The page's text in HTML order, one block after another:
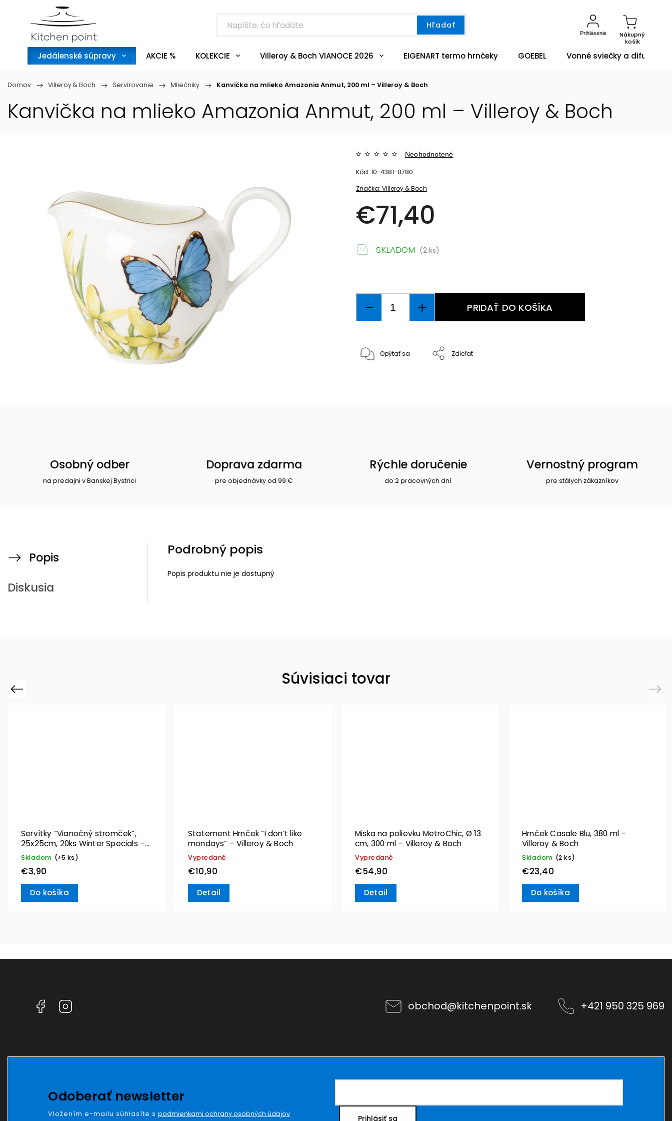
Hľadať
Nákupný
košík
Prihlásenie
Jedálenské súpravy AKCIE % KOLEKCIE Villeroy & Boch VIANOCE 2026 EIGENART termo hrnčeky GOEBEL Vonné sviečky a difuzéry
Domov / Villeroy & Boch / Servírovanie / Mliečniky / Kanvička na mlieko Amazonia Anmut, 200 ml – Villeroy & Boch
Kanvička na mlieko Amazonia Anmut, 200 ml – Villeroy & Boch
Značka:Villeroy & Boch
Neohodnotené
€71,40
Kód: 10-4381-0780
SKLADOM (2 ks)
PRIDAŤ DO KOŠÍKA
Opýtať sa Zdieľať
Osobný odber
na predajni v Banskej Bystrici
Doprava zdarma
pre objednávky od 99 €
Rýchle doručenie
do 2 pracovných dní
Vernostný program
pre stálych zákazníkov
Popis
Diskusia
Podrobný popis
Popis produktu nie je dostupný
Súvisiaci tovar
Previous
Servítky “Vianočný stromček”,
25x25cm, 20ks Winter Specials –
Villeroy & Boch
Skladom (>5 ks)
€3,90
Do košíka
Statement Hrnček “I don’t like
mondays” – Villeroy & Boch
Vypredané
€10,90
Detail
Miska na polievku MetroChic, Ø 13
cm, 300 ml – Villeroy & Boch
Vypredané
€54,90
Detail
Hrnček Casale Blu, 380 ml –
Villeroy & Boch
Skladom (2 ks)
€23,40
Do košíka
Next
Facebook obchod@kitchenpoint.sk +421 950 325 969
Odoberať newsletter
Vložením e-mailu súhlasíte s podmienkami ochrany osobných údajov Prihlásiť sa